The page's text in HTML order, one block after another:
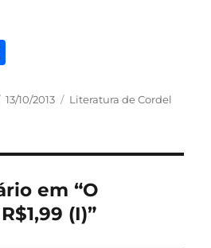
a
Publicado
13/10/2013 Categorias
Literatura de Cordel
em “O
(I)”